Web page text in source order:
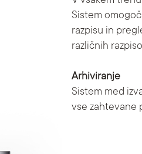
Sistem
razpisu in
različnih
Arhiviranje
Sistem med
vse zahtevane